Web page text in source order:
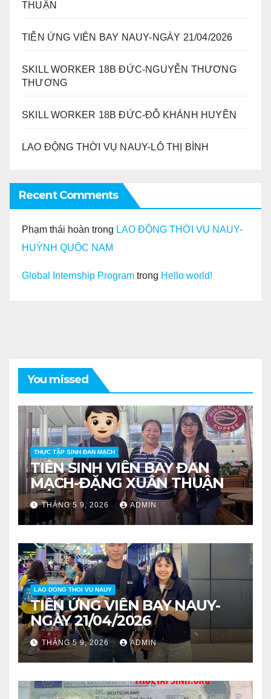
THUẬN
TIỄN ỨNG VIÊN BAY NAUY-NGÀY 21/04/2026
SKILL WORKER 18B ĐỨC-NGUYỄN THƯƠNG
THƯƠNG
SKILL WORKER 18B ĐỨC-ĐỖ KHÁNH HUYỀN
LAO ĐỘNG THỜI VỤ NAUY-LÔ THỊ BÌNH
Recent Comments
Phạm thái hoàn trong LAO ĐỘNG THỜI VỤ NAUY-
HUỲNH QUỐC NAM
Global Internship Program trong Hello world!
You missed
THỰC TẬP SINH ĐAN MẠCH
TIỄN SINH VIÊN BAY ĐAN
MẠCH-ĐẶNG XUÂN THUẬN
THÁNG 5 9, 2026 ADMIN
LAO DONG THOI VU NAUY
TIỄN ỨNG VIÊN BAY NAUY-
NGÀY 21/04/2026
THÁNG 5 9, 2026 ADMIN